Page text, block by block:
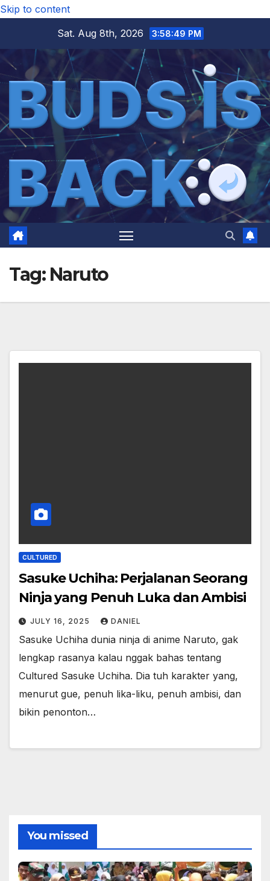
Skip to content
Sat. Aug 8th, 2026
3:58:50 PM
Tag: Naruto
CULTURED
Sasuke Uchiha: Perjalanan Seorang
Ninja yang Penuh Luka dan Ambisi
JULY 16, 2025 DANIEL
Sasuke Uchiha dunia ninja di anime Naruto, gak
lengkap rasanya kalau nggak bahas tentang
Cultured Sasuke Uchiha. Dia tuh karakter yang,
menurut gue, penuh lika-liku, penuh ambisi, dan
bikin penonton…
You missed